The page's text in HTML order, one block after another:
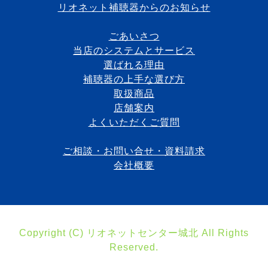
リオネット補聴器からのお知らせ
ごあいさつ
当店のシステムとサービス
選ばれる理由
補聴器の上手な選び方
取扱商品
店舗案内
よくいただくご質問
ご相談・お問い合せ・資料請求
会社概要
Copyright (C) リオネットセンター城北 All Rights
Reserved.